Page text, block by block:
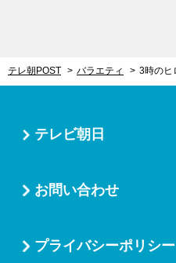
テレ朝POST バラエティ
テレビ朝日
お問い合わせ
プライバシーポリシー